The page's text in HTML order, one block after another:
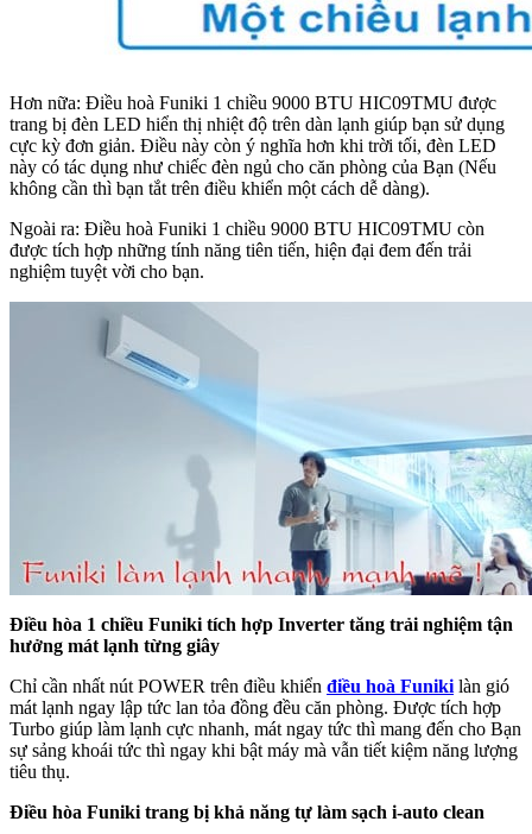
Hơn nữa: Điều hoà Funiki 1 chiều 9000 BTU HIC09TMU được
trang bị đèn LED hiển thị nhiệt độ trên dàn lạnh giúp bạn sử dụng
cực kỳ đơn giản. Điều này còn ý nghĩa hơn khi trời tối, đèn LED
này có tác dụng như chiếc đèn ngủ cho căn phòng của Bạn (Nếu
không cần thì bạn tắt trên điều khiển một cách dễ dàng).
Ngoài ra: Điều hoà Funiki 1 chiều 9000 BTU HIC09TMU còn
được tích hợp những tính năng tiên tiến, hiện đại đem đến trải
nghiệm tuyệt vời cho bạn.
Điều hòa 1 chiều Funiki tích hợp Inverter tăng trải nghiệm tận
hưởng mát lạnh từng giây
Chỉ cần nhất nút POWER trên điều khiển điều hoà Funiki làn gió
mát lạnh ngay lập tức lan tỏa đồng đều căn phòng. Được tích hợp
Turbo giúp làm lạnh cực nhanh, mát ngay tức thì mang đến cho Bạn
sự sảng khoái tức thì ngay khi bật máy mà vẫn tiết kiệm năng lượng
tiêu thụ.
Điều hòa Funiki trang bị khả năng tự làm sạch i-auto clean